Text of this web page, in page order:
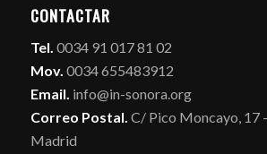
CONTACTAR
Tel. 0034 91 017 81 02
Mov. 0034 655483912
Email. info@in-sonora.org
Correo Postal. C/ Pico Moncayo, 17
Madrid